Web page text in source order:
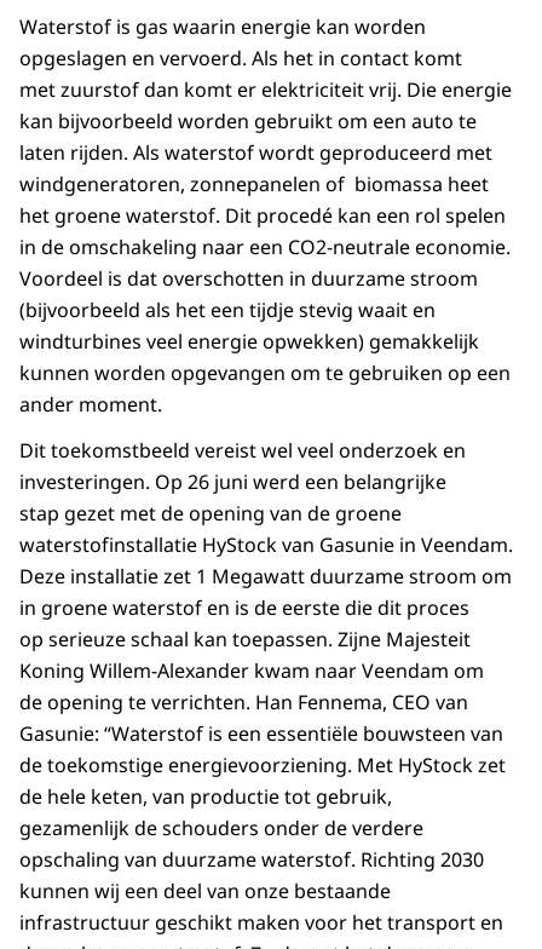
Waterstof is gas waarin energie kan worden
opgeslagen en vervoerd. Als het in contact komt
met zuurstof dan komt er elektriciteit vrij. Die energie
kan bijvoorbeeld worden gebruikt om een auto te
laten rijden. Als waterstof wordt geproduceerd met
windgeneratoren, zonnepanelen of biomassa heet
het groene waterstof. Dit procedé kan een rol spelen
in de omschakeling naar een CO2-neutrale economie.
Voordeel is dat overschotten in duurzame stroom
(bijvoorbeeld als het een tijdje stevig waait en
windturbines veel energie opwekken) gemakkelijk
kunnen worden opgevangen om te gebruiken op een
ander moment.
Dit toekomstbeeld vereist wel veel onderzoek en
investeringen. Op 26 juni werd een belangrijke
stap gezet met de opening van de groene
waterstofinstallatie HyStock van Gasunie in Veendam.
Deze installatie zet 1 Megawatt duurzame stroom om
in groene waterstof en is de eerste die dit proces
op serieuze schaal kan toepassen. Zijne Majesteit
Koning Willem-Alexander kwam naar Veendam om
de opening te verrichten. Han Fennema, CEO van
Gasunie: “Waterstof is een essentiële bouwsteen van
de toekomstige energievoorziening. Met HyStock zet
de hele keten, van productie tot gebruik,
gezamenlijk de schouders onder de verdere
opschaling van duurzame waterstof. Richting 2030
kunnen wij een deel van onze bestaande
infrastructuur geschikt maken voor het transport en